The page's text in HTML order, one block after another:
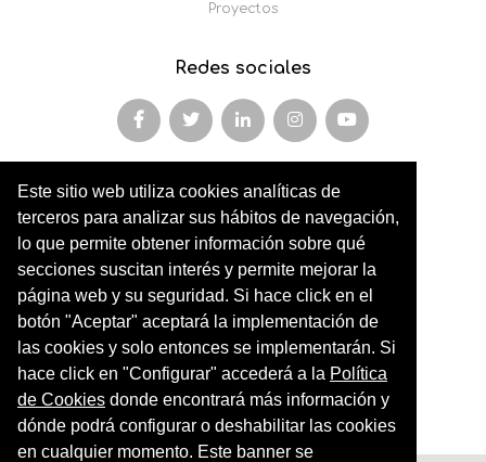
Este sitio web utiliza cookies analíticas de
terceros para analizar sus hábitos de navegación,
lo que permite obtener información sobre qué
secciones suscitan interés y permite mejorar la
página web y su seguridad. Si hace click en el
botón "Aceptar" aceptará la implementación de
las cookies y solo entonces se implementarán. Si
hace click en "Configurar" accederá a la Política
de Cookies donde encontrará más información y
dónde podrá configurar o deshabilitar las cookies
en cualquier momento. Este banner se
Proyectos
Redes sociales
Miembro y colaborador de
AFOPA
Arqueonet
CER ARTIC
Institut de Cultures Americanes Antigues
Sociedad Geográfica Española